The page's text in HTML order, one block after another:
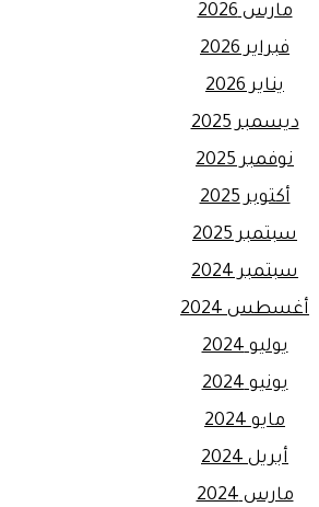
مارس 2026
فبراير 2026
يناير 2026
ديسمبر 2025
نوفمبر 2025
أكتوبر 2025
سبتمبر 2025
سبتمبر 2024
أغسطس 2024
يوليو 2024
يونيو 2024
مايو 2024
أبريل 2024
مارس 2024